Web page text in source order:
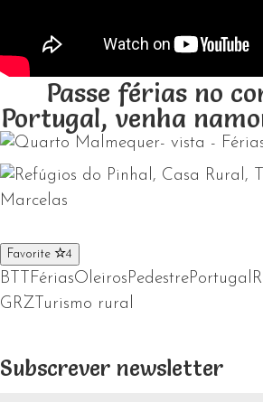
Passe férias no
Portugal, venha
Favorite 4
BTT FériasOleirosPedestrePortugal
GRZ Turismo rural
Subscrever newsletter